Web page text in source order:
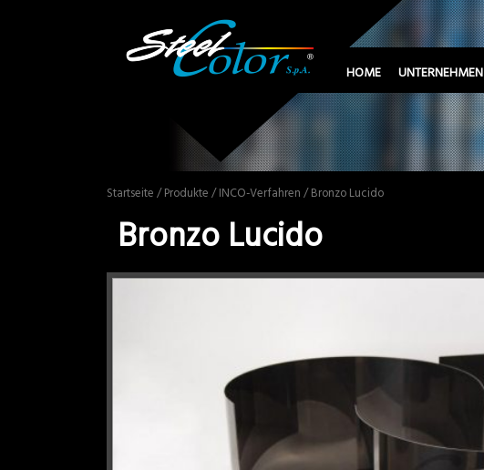
HOME UNTERNEHMEN
Startseite /Produkte /INCO-Verfahren / Bronzo Lucido
Bronzo Lucido